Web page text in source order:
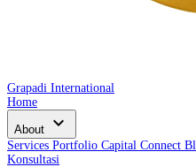
Grapadi International
Home
About expand_more
Services Portfolio Capital Connect
Konsultasi